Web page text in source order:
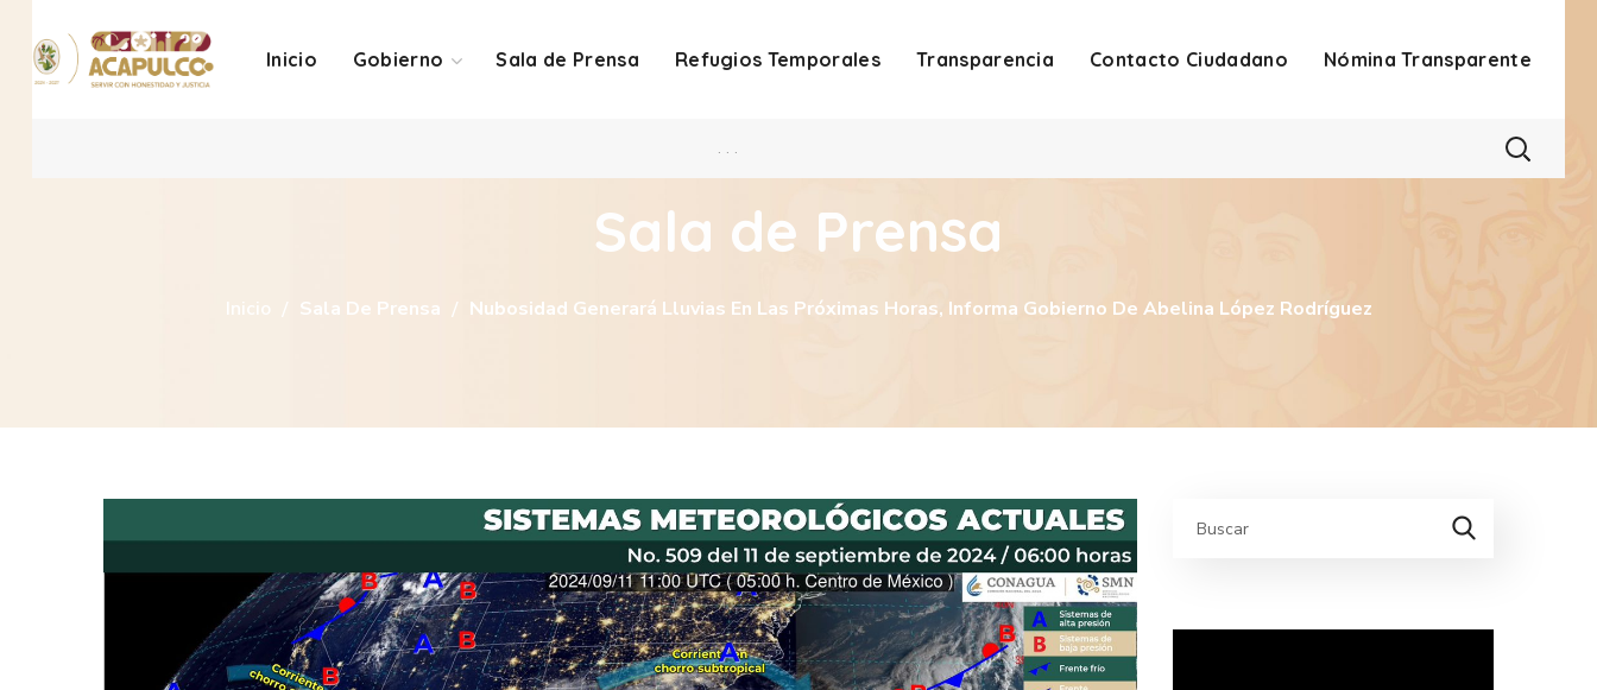
Inicio Gobierno Sala de Prensa Refugios Temporales Transparencia Contacto Ciudadano Nómina Transparente
. . .
Sala de Prensa
Inicio Sala De Prensa Nubosidad Generará Lluvias En Las Próximas Horas, Informa Gobierno De Abelina López Rodríguez